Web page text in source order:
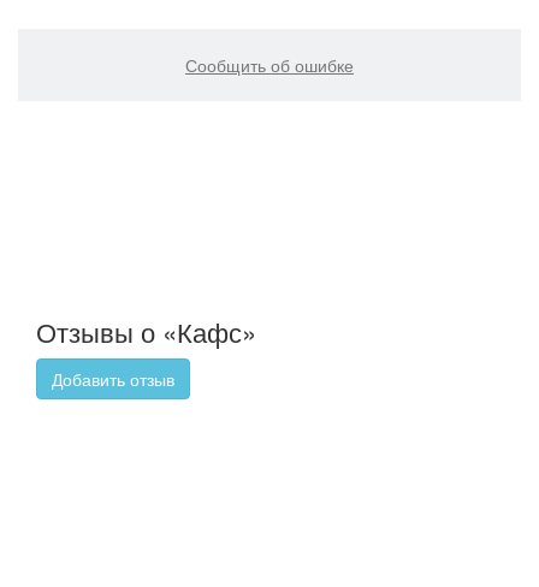
Сообщить об ошибке
Отзывы о «Кафс»
Добавить отзыв